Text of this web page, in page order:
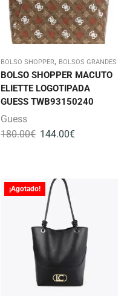
BOLSO SHOPPER, BOLSOS GRANDES
BOLSO SHOPPER MACUTO
ELIETTE LOGOTIPADA
GUESS TWB93150240
Guess
180.00€ 144.00€
¡Agotado!